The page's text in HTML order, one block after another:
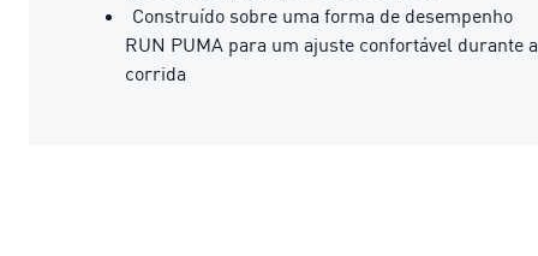
Construído sobre uma forma de desempenho
RUN PUMA para um ajuste confortável durante a
corrida